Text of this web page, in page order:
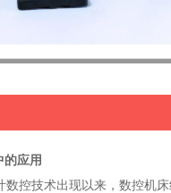
的应用
控技术出现以来，数控机